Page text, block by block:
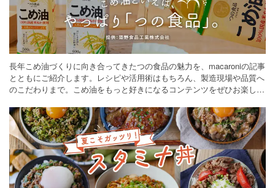
長年こめ油づくりに向き合ってきたつの食品の魅力を、macaroniの記事
とともにご紹介します。レシピや活用術はもちろん、製造現場や品質へ
のこだわりまで。こめ油をもっと好きになるコンテンツをぜひお楽しみ